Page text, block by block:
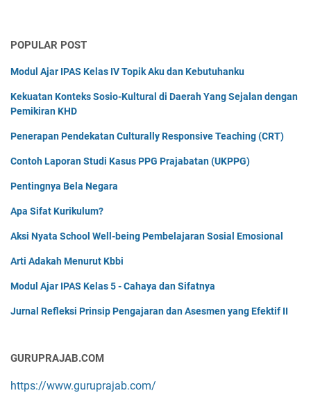
POPULAR POST
Modul Ajar IPAS Kelas IV Topik Aku dan Kebutuhanku
Kekuatan Konteks Sosio-Kultural di Daerah Yang Sejalan dengan
Pemikiran KHD
Penerapan Pendekatan Culturally Responsive Teaching (CRT)
Contoh Laporan Studi Kasus PPG Prajabatan (UKPPG)
Pentingnya Bela Negara
Apa Sifat Kurikulum?
Aksi Nyata School Well-being Pembelajaran Sosial Emosional
Arti Adakah Menurut Kbbi
Modul Ajar IPAS Kelas 5 - Cahaya dan Sifatnya
Jurnal Refleksi Prinsip Pengajaran dan Asesmen yang Efektif II
GURUPRAJAB.COM
https://www.guruprajab.com/